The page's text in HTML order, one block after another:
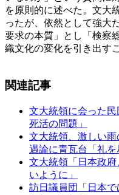
を原則的に述べた。文大
ったが、依然として強大
要求の本質」とし「検察
織文化の変化を引き出す
関連記事
文大統領に会った
死活の問題」
文大統領、激しい
遇論に青瓦台「礼を
文大統領「日本政
いように」
訪日議員団「日本